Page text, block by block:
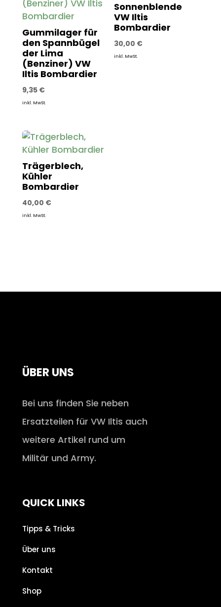
Gummilager für
den Spannbügel
der Lima
(Benziner) VW
Iltis Bombardier
9,35 €
inkl. MwSt.
Sonnenblende
VW Iltis
Bombardier
30,00 €
inkl. MwSt.
Trägerblech,
Kühler
Bombardier
40,00 €
inkl. MwSt.
ÜBER UNS
Bei uns finden Sie neben
Ersatzteilen für VW Iltis auch
weitere Artikel rund um
Militär und Army.
QUICK LINKS
Tipps & Tricks
Über uns
Kontakt
Shop